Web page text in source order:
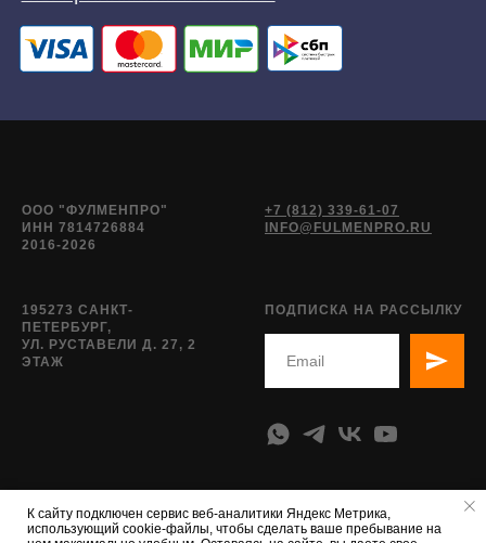
К сайту подключен сервис веб-аналитики Яндекс Метрика,
использующий cookie-файлы, чтобы сделать ваше пребывание на
ООО "ФУЛМЕНПРО"
ИНН 7814726884
2016-2026
+7 (812) 339-61-07
INFO@FULMENPRO.RU
195273 САНКТ-
ПЕТЕРБУРГ,
УЛ. РУСТАВЕЛИ Д. 27, 2
ЭТАЖ
ПОДПИСКА НА РАССЫЛКУ